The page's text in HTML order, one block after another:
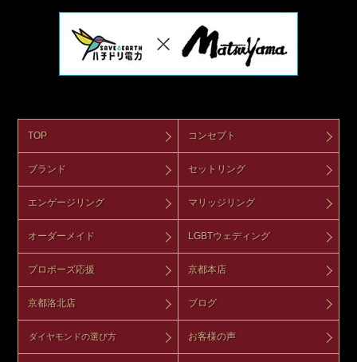
TOP コンセプト
ブランド セットリング
エンゲージリング マリッジリング
オーダーメイド LGBTウェディング
プロポーズ応援 京都本店
京都洛北店 ブログ
ダイヤモンドの選び方 お客様の声